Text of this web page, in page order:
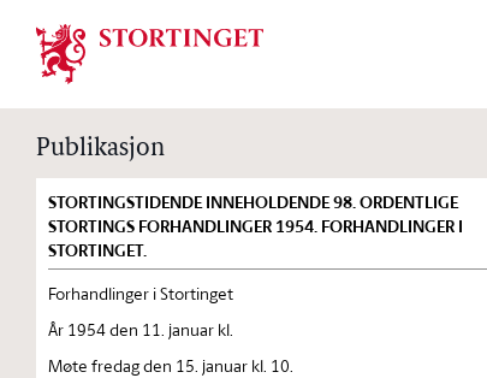
Stortinget.no
Publikasjon
STORTINGSTIDENDE INNEHOLDENDE 98. ORDENTLIGE
STORTINGS FORHANDLINGER 1954. FORHANDLINGER I
STORTINGET.
Forhandlinger i Stortinget
År 1954 den 11. januar kl.
Møte fredag den 15. januar kl. 10.